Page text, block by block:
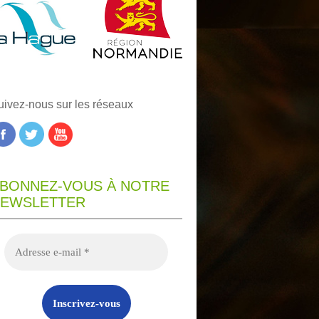
nous sur les réseaux
VOUS À NOTRE